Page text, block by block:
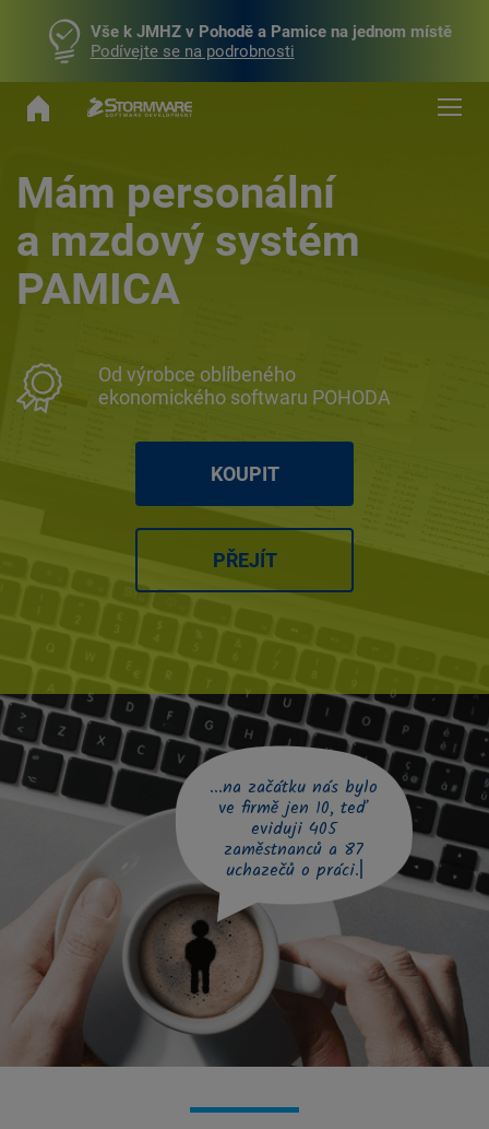
Vše k JMHZ v Pohodě a Pamice na jednom místě
Podívejte se na podrobnosti
Mám personální
a mzdový systém
PAMICA
Od výrobce oblíbeného
ekonomického softwaru POHODA
KOUPIT
PŘEJÍT
...na začátku nás bylo
ve firmě jen 10, teď
eviduji 405
zaměstnanců a 87
uchazečů o práci.